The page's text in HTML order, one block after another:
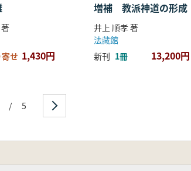
せ 1,430円
増補 教派神道の形成
井上 順孝 著
法藏館
新刊 1冊 13,200円
/ 5